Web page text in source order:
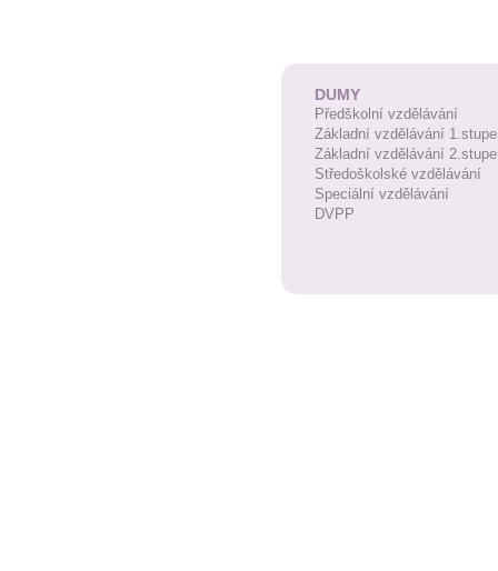
DUMY
Předškolní vzdělávání
Základní vzdělávání
Základní vzdělávání
Středoškolské vzdělávání
Speciální vzdělávání
DVPP